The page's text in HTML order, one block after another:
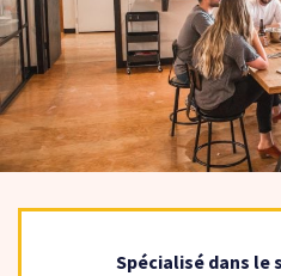
Spécialisé dans